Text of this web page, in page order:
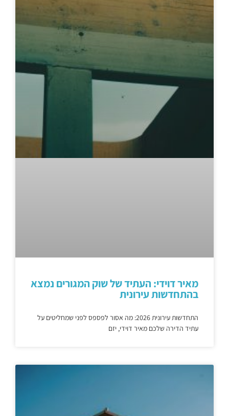
מאיר דוידי: העתיד של שוק המגורים נמצא
בהתחדשות עירונית
התחדשות עירונית 2026: מה אסור לפספס לפני שמחליטים על
עתיד הדירה שלכם מאיר דוידי, יזם